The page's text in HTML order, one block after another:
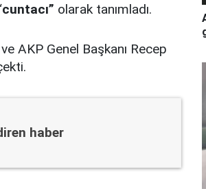
cuntacı” olarak tanımladı.
AKP Genel Başkanı Recep
haber